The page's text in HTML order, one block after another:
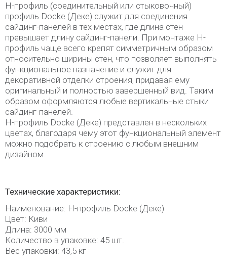
H-профиль (соединительный или стыковочный)
профиль Docke (Деке) служит для соединения
сайдинг-панелей в тех местах, где длина стен
превышает длину сайдинг-панели. При монтаже H-
профиль чаще всего крепят симметричным образом
относительно ширины стен, что позволяет выполнять
функциональное назначение и служит для
декоративной отделки строения, придавая ему
оригинальный и полностью завершенный вид. Таким
образом оформляются любые вертикальные стыки
сайдинг-панелей.
H-профиль Docke (Деке) представлен в нескольких
цветах, благодаря чему этот функциональный элемент
можно подобрать к строению с любым внешним
дизайном.
Технические характеристики:
Наименование: H-профиль Docke (Деке)
Цвет: Киви
Длина: 3000 мм
Количество в упаковке: 45 шт.
Вес упаковки: 43,5 кг